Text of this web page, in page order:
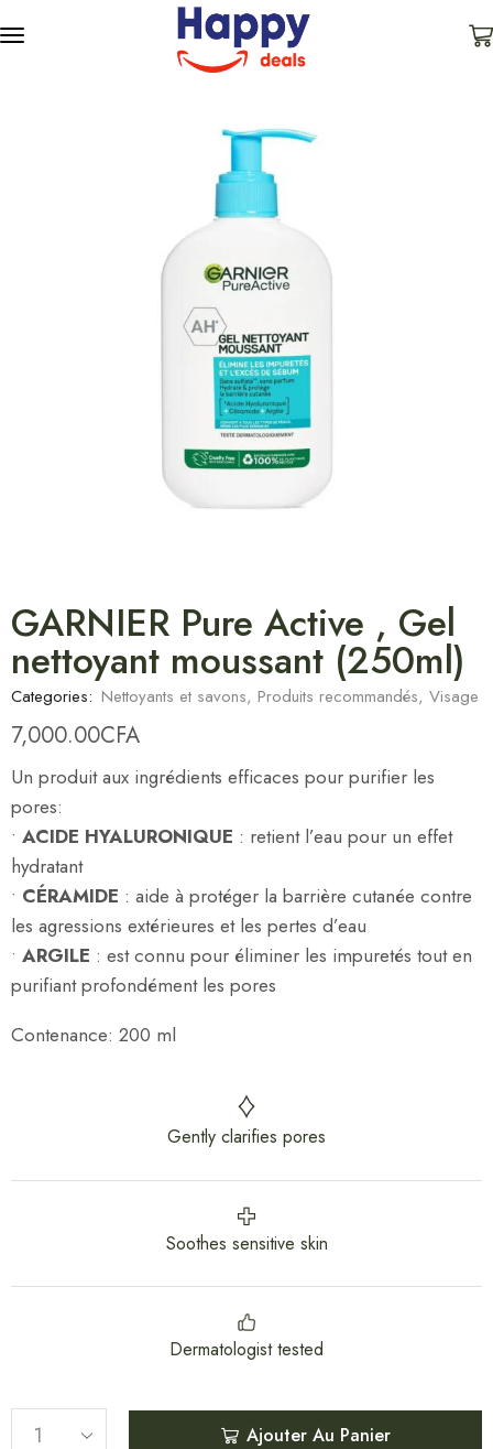
GARNIER Pure Active , Gel
nettoyant moussant (250ml)
Categories: Nettoyants et savons, Produits recommandés, Visage
7,000.00CFA
Un produit aux ingrédients efficaces pour purifier les
pores:
• ACIDE HYALURONIQUE : retient l’eau pour un effet
hydratant
• CÉRAMIDE : aide à protéger la barrière cutanée contre
les agressions extérieures et les pertes d’eau
• ARGILE : est connu pour éliminer les impuretés tout en
purifiant profondément les pores
Contenance: 200 ml
Gently clarifies pores
Soothes sensitive skin
Dermatologist tested
Ajouter Au Panier